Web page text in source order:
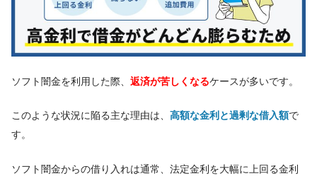
ソフト闇金を利用した際、 返済が苦しくなるケースが多いです。
このような状況に陥る主な理由は、 高額な金利と過剰な借入額で
す。
ソフト闇金からの借り入れは通常、法定金利を大幅に上回る金利